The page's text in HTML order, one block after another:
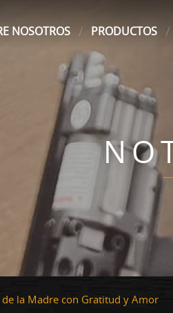
NOSOTROS PRODUCTOS
de la Madre con Gratitud y Amor